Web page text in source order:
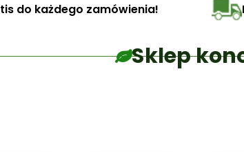
do każdego zamówienia!
Sklep